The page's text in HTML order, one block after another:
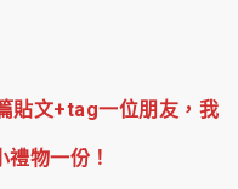
貼文+tag一位朋友，我
物一份！